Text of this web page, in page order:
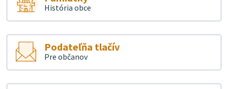
História obce
Podateľňa tlačív
Pre občanov